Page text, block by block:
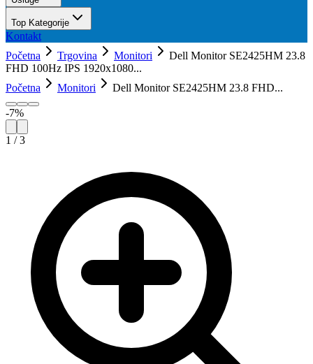
Top Kategorije
Kontakt
Početna
Trgovina Monitori
Dell Monitor SE2425HM 23.8
FHD 100Hz IPS 1920x1080...
Početna
Monitori Dell Monitor SE2425HM 23.8 FHD...
-7%
1 /3